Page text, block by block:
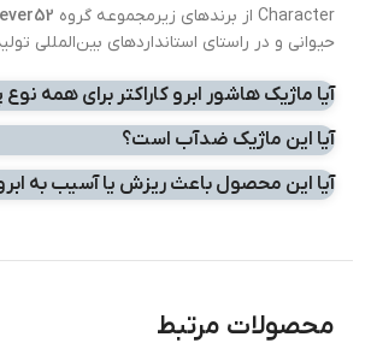
Character از برندهای زیرمجموعه گروه
حیوانی و در راستای استانداردهای بین‌المللی
آیا ماژیک هاشور ابرو کاراکتر برای همه
آیا این ماژیک ضدآب است؟
آیا این محصول باعث ریزش یا آسیب به
محصولات مرتبط